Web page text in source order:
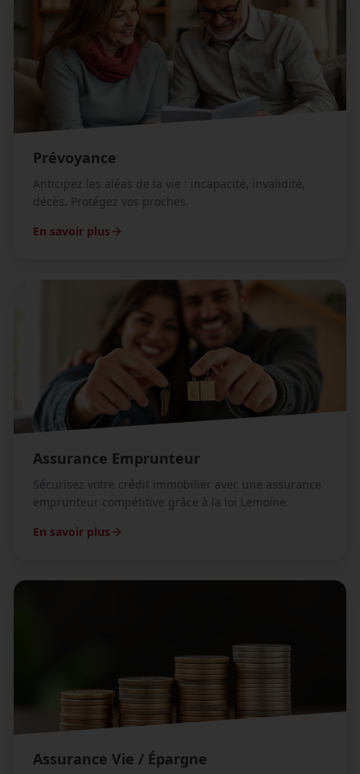
Prévoyance
Anticipez les aléas de la vie : incapacité, invalidité,
décès. Protégez vos proches.
En savoir plus
Assurance Emprunteur
Sécurisez votre crédit immobilier avec une assurance
emprunteur compétitive grâce à la loi Lemoine.
En savoir plus
Assurance Vie / Épargne